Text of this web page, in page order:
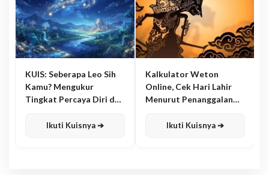
KUIS: Seberapa Leo Sih
Kamu? Mengukur
Tingkat Percaya Diri dan
Ikuti Kuisnya ➔
Kalkulator Weton
Online, Cek Hari Lahir
Menurut Penanggalan
Ikuti Kuisnya ➔